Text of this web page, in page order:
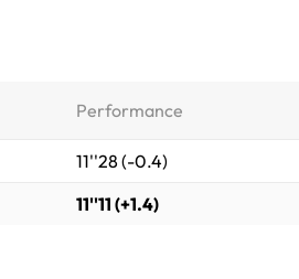
Performance
11''28 (-0.4)
11''11 (+1.4)